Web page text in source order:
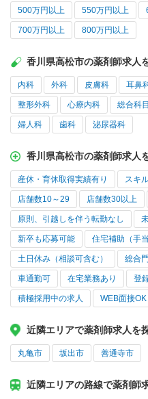
500万円以上 550万円以上
700万円以上 800万円以上
香川県高松市の薬剤師求人
内科 外科 皮膚科 耳鼻
整形外科 心療内科 総合科目
婦人科 歯科 泌尿器科
香川県高松市の薬剤師求人
産休・育休取得実績有り スキ
店舗数10～29 店舗数30以上
原則、引越しを伴う転勤なし
新卒も応募可能 住宅補助（手
土日休み（相談可含む） 総合
車通勤可 在宅業務あり 登
積極採用中の求人 WEB面接OK
近隣エリアで薬剤師求人を
丸亀市 坂出市 善通寺市
近隣エリアの路線で薬剤師